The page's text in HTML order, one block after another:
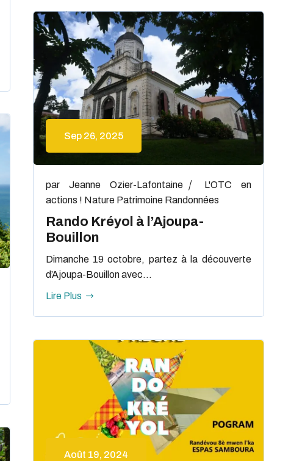
Sep 26, 2025
Rando Kréyol à l’Ajoupa-
Bouillon
par Jeanne Ozier-Lafontaine
L'OTC en
actions ! Nature Patrimoine Randonnées
Dimanche 19 octobre, partez à la découverte
d’Ajoupa-Bouillon avec...
Lire Plus
Août 19, 2024